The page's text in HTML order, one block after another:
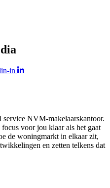
in
NVM-makelaarskantoor.
voor jou klaar als het gaat
de woningmarkt in elkaar zit,
en zetten telkens dat